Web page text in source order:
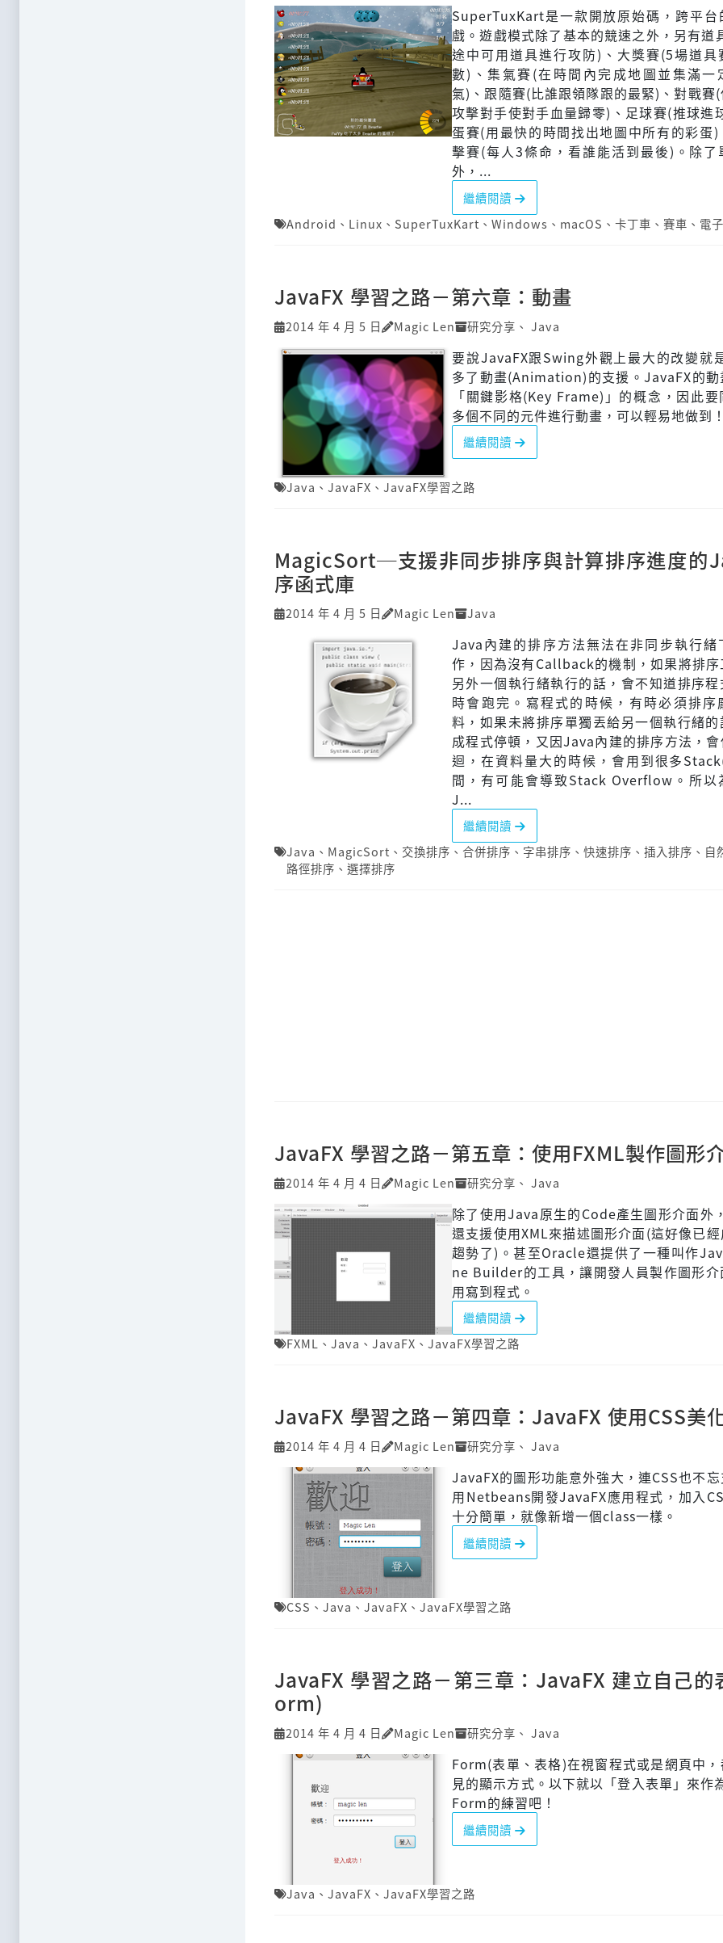
SuperTuxKart是一款開放原始碼，跨平台
戲。遊戲模式除了基本的競速之外，另有道
途中可用道具進行攻防)、大獎賽(5場道具
數)、集氣賽(在時間內完成地圖並集滿一
氣)、跟隨賽(比誰跟領隊跟的最緊)、對戰賽
攻擊對手使對手血量歸零)、足球賽(推球進
蛋賽(用最快的時間找出地圖中所有的彩蛋)
擊賽(每人3條命，看誰能活到最後)。除了
外，...
繼續閱讀
Android 、 Linux 、 SuperTuxKart 、 Windows 、 macOS 、 卡丁車 、 賽車 、 電
JavaFX 學習之路－第六章：動畫
2014 年 4 月 5 日 Magic Len 研究分享 、 Java
要說JavaFX跟Swing外觀上最大的改變就
多了動畫(Animation)的支援。JavaFX的動
「關鍵影格(Key Frame)」的概念，因此要
多個不同的元件進行動畫，可以輕易地做到！
繼續閱讀
Java 、 JavaFX 、 JavaFX學習之路
MagicSort─支援非同步排序與計算排序進度的
序函式庫
2014 年 4 月 5 日 Magic Len Java
Java內建的排序方法無法在非同步執行緒
作，因為沒有Callback的機制，如果將排序
另外一個執行緒執行的話，會不知道排序
時會跑完。寫程式的時候，有時必須排序
料，如果未將排序單獨丟給另一個執行緒的
成程式停頓，又因Java內建的排序方法，
迴，在資料量大的時候，會用到很多
間，有可能會導致Stack Overflow。所以
J...
繼續閱讀
Java 、 MagicSort 、 交換排序 、 合併排序 、 字串排序 、 快速排序 、 插入排序 、 自
路徑排序 、 選擇排序
JavaFX 學習之路－第五章：使用FXML製作圖形
2014 年 4 月 4 日 Magic Len 研究分享 、 Java
除了使用Java原生的Code產生圖形介面外
還支援使用XML來描述圖形介面(這好像已
趨勢了)。甚至Oracle還提供了一種叫作
ne Builder的工具，讓開發人員製作圖形介
用寫到程式。
繼續閱讀
FXML 、 Java 、 JavaFX 、 JavaFX學習之路
JavaFX 學習之路－第四章：JavaFX 使用CSS美
2014 年 4 月 4 日 Magic Len 研究分享 、 Java
JavaFX的圖形功能意外強大，連CSS也不
用Netbeans開發JavaFX應用程式，加入
十分簡單，就像新增一個class一樣。
繼續閱讀
CSS 、 Java 、 JavaFX 、 JavaFX學習之路
JavaFX 學習之路－第三章：JavaFX 建立自己的
orm)
2014 年 4 月 4 日 Magic Len 研究分享 、 Java
Form(表單、表格)在視窗程式或是網頁中，
見的顯示方式。以下就以「登入表單」來作
Form的練習吧！
繼續閱讀
Java 、 JavaFX 、 JavaFX學習之路